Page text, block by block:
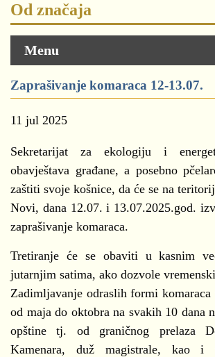
Od značaja
Menu
Zaprašivanje komaraca 12-13.07.
11 jul 2025
Sekretarijat za ekologiju i
obavještava građane, a posebno
zaštiti svoje košnice, da će se na
Novi, dana 12.07. i 13.07.2025.god.
zaprašivanje komaraca.
Tretiranje će se obaviti u kasnim
jutarnjim satima, ako dozvole
Zadimljavanje odraslih formi
od maja do oktobra na svakih 10 dana
opštine tj. od graničnog prelaza
Kamenara, duž magistrale, kao